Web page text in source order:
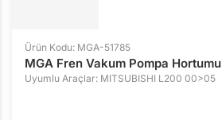
Ürün Kodu: MGA-51785
MGA Fren Vakum Pompa Hortumu
Uyumlu Araçlar: MITSUBISHI L200 00>05